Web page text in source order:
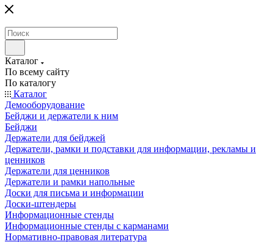
Каталог
По всему сайту
По каталогу
Каталог
Демооборудование
Бейджи и держатели к ним
Бейджи
Держатели для бейджей
Держатели, рамки и подставки для информации, рекламы и
ценников
Держатели для ценников
Держатели и рамки напольные
Доски для письма и информации
Доски-штендеры
Информационные стенды
Информационные стенды с карманами
Нормативно-правовая литература